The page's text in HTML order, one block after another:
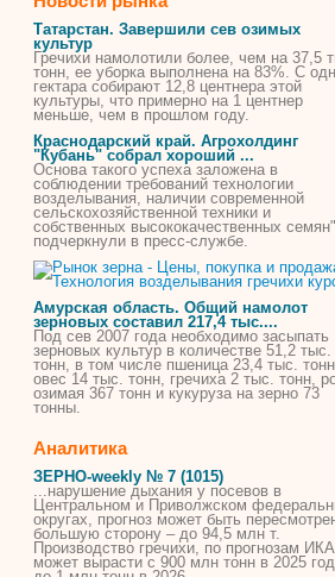
Татарстан. Завершили сев озимых
культур
Гречихи намолотили более, чем на 37,5
тонн, ее уборка выполнена на 83%. С
гектара собирают 12,8 центнера этой
культуры, что примерно на 1 центнер
меньше, чем в прошлом году.
Краснодарский край. Агрохолдинг
"Кубань" собрал хороший ...
Основа такого успеха заложена в
соблюдении требований технологии
возделывания, наличии современной
сельскохозяйственной техники и
собственных высококачественных
подчеркнули в пресс-службе.
Амурская область. Общий намолот
зерновых составил 217,4 тыс....
Под сев 2007 года необходимо засыпать
зерновых культур в количестве 51,2 тыс.
тонн, в том числе пшеница 23,4 тыс.
овес 14 тыс. тонн, гречиха 2 тыс. тонн,
озимая 367 тонн и кукуруза на зерно 73
тонны.
Аналитика
ЗЕРНО-weekly № 7 (1015)
...нарушение дыхания у посевов в
Центральном и Приволжском
округах, прогноз может быть
большую сторону – до 94,5 млн т.
Производство гречихи, по прогнозам
может вырасти с 900 млн тонн в 2025